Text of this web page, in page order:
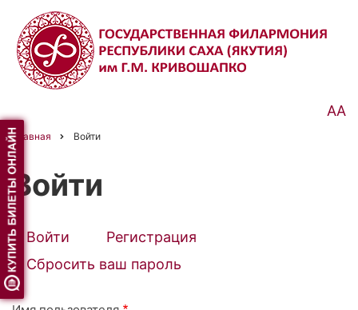
Перейти
основному
содержанию
АА
Строка
навигации
Главная Войти
Войти
Primary
tabs
Войти (активная
вкладка)
Регистрация
Сбросить ваш пароль